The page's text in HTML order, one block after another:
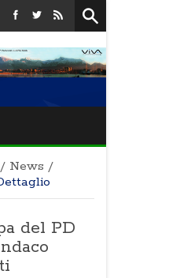
/ News /
del PD